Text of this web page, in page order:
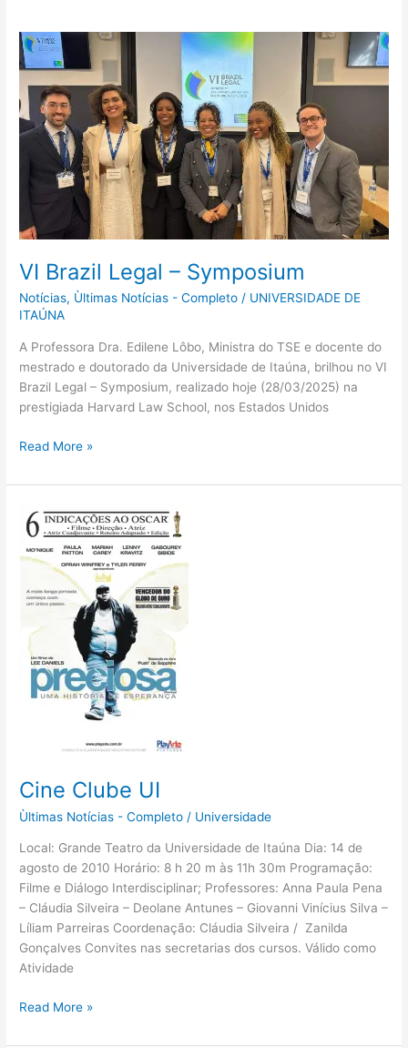
VI Brazil Legal – Symposium
Notícias, Ùltimas Notícias - Completo / UNIVERSIDADE DE
ITAÚNA
A Professora Dra. Edilene Lôbo, Ministra do TSE e docente do
mestrado e doutorado da Universidade de Itaúna, brilhou no VI
Brazil Legal – Symposium, realizado hoje (28/03/2025) na
prestigiada Harvard Law School, nos Estados Unidos
VI
Brazil
–
Symposium
Read More »
Cine Clube UI
Ùltimas Notícias - Completo / Universidade
Local: Grande Teatro da Universidade de Itaúna Dia: 14 de
agosto de 2010 Horário: 8 h 20 m às 11h 30m Programação:
Filme e Diálogo Interdisciplinar; Professores: Anna Paula Pena
– Cláudia Silveira – Deolane Antunes – Giovanni Vinícius Silva –
Líliam Parreiras Coordenação: Cláudia Silveira / Zanilda
Gonçalves Convites nas secretarias dos cursos. Válido como
Atividade
Cine
Clube
UI
Read More »